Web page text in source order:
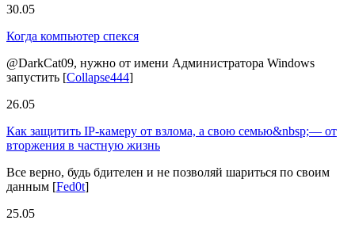
30.05
Когда компьютер спекся
@DarkCat09, нужно от имени Администратора Windows
запустить [Collapse444]
26.05
Как защитить IP-камеру от взлома, а свою семью&nbsp;— от
вторжения в частную жизнь
Все верно, будь бдителен и не позволяй шариться по своим
данным [Fed0t]
25.05